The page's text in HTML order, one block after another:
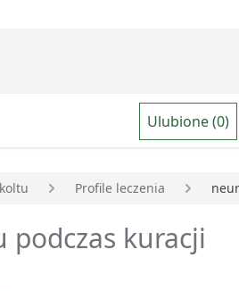
Ulubione (0)
Profile leczenia
podczas kuracji